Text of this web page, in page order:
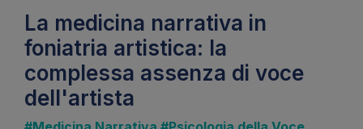
La medicina narrativa in
foniatria artistica: la
complessa assenza di voce
dell'artista